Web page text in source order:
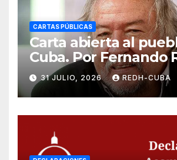
CARTAS PÚBLICAS
Carta abierta al
Cuba. Por Fernando
31 JULIO, 2026 REDH-CUBA